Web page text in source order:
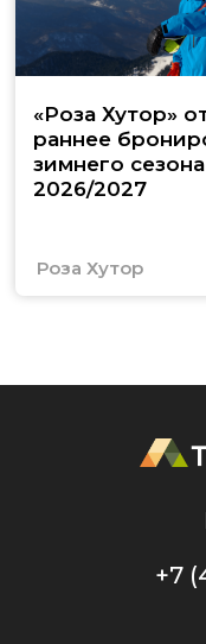
«Роза Хутор»
раннее
зимнего
2026/2027
Роза Хутор
+7